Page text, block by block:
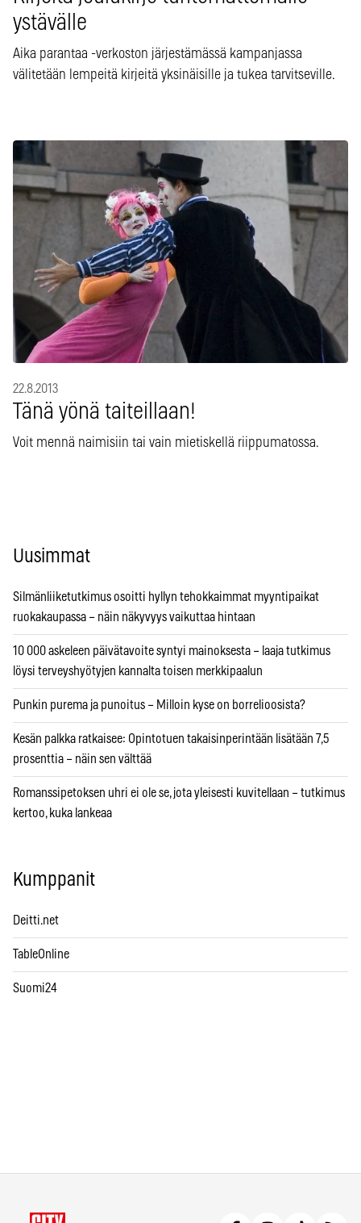
ystävälle
Aika parantaa -verkoston järjestämässä kampanjassa
välitetään lempeitä kirjeitä yksinäisille ja tukea tarvitseville.
22.8.2013
Tänä yönä taiteillaan!
Voit mennä naimisiin tai vain mietiskellä riippumatossa.
Uusimmat
Silmänliiketutkimus osoitti hyllyn tehokkaimmat myyntipaikat
ruokakaupassa – näin näkyvyys vaikuttaa hintaan
10 000 askeleen päivätavoite syntyi mainoksesta – laaja tutkimus
löysi terveyshyötyjen kannalta toisen merkkipaalun
Punkin purema ja punoitus – Milloin kyse on borrelioosista?
Kesän palkka ratkaisee: Opintotuen takaisinperintään lisätään 7,5
prosenttia – näin sen välttää
Romanssipetoksen uhri ei ole se, jota yleisesti kuvitellaan – tutkimus
kertoo, kuka lankeaa
Kumppanit
Deitti.net
TableOnline
Suomi24